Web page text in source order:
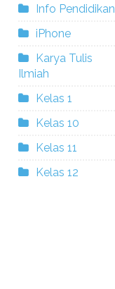
Info Pendidikan
iPhone
Karya Tulis
Ilmiah
Kelas 1
Kelas 10
Kelas 11
Kelas 12